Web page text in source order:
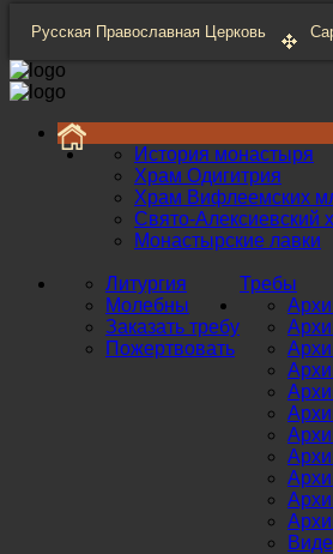
Русская Православная Церковь
История монастыря
Храм Одигитрия
Храм Вифлеемских
Свято-Алексиевский
Монастырские лавки
Требы
Литургия
Молебны
Заказать требу
Пожертвовать